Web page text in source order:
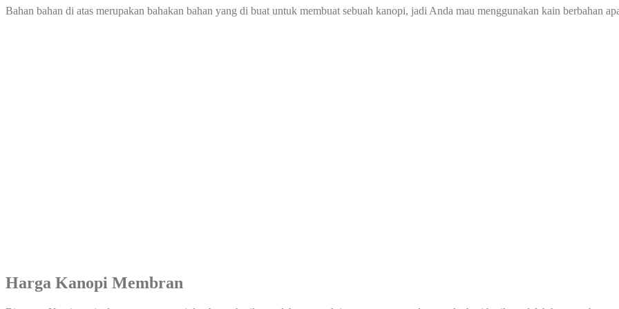
Bahan bahan di atas merupakan bahakan bahan yang di buat untuk membuat sebuah kanopi, jadi Anda mau menggunakan kain berbahan
Harga Kanopi Membran